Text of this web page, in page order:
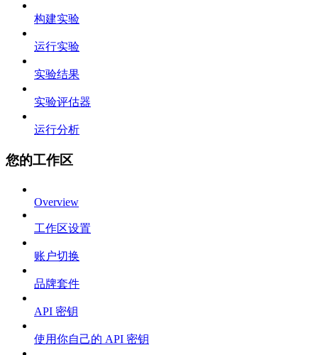
构建实验
运行实验
实验结果
实验评估器
运行分析
您的工作区
Overview
工作区设置
账户切换
品牌套件
API 密钥
使用你自己的 API 密钥